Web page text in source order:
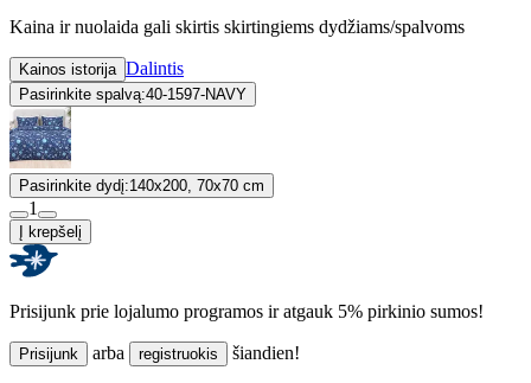
Kaina ir nuolaida gali skirtis skirtingiems dydžiams/spalvoms
Kainos istorija Dalintis
Pasirinkite spalvą:40-1597-NAVY
Pasirinkite dydį:140x200, 70x70 cm
1
Į krepšelį
Prisijunk prie lojalumo programos ir atgauk 5% pirkinio sumos!
Prisijunk arba registruokis šiandien!